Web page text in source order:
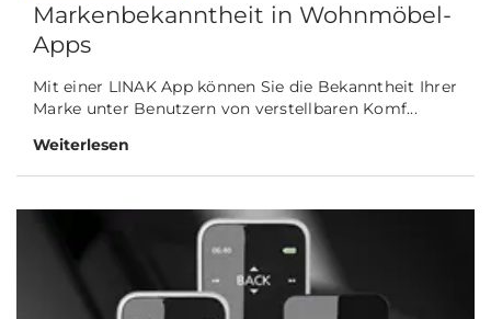
Markenbekanntheit in Wohnmöbel-
Apps
Mit einer LINAK App können Sie die Bekanntheit Ihrer
Marke unter Benutzern von verstellbaren Komf...
Weiterlesen